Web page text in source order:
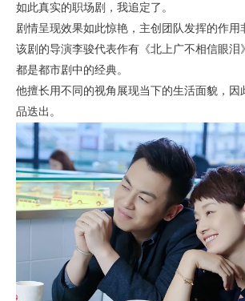
如此真实的职场剧，我追定了。
剧情呈现效果如此惊艳，主创团队发挥的作用
该剧的导演李骏代表作有《北上广不相信眼泪
都是都市剧中的经典。
他擅长用不同的视角展现当下的生活面貌，因
品迭出。